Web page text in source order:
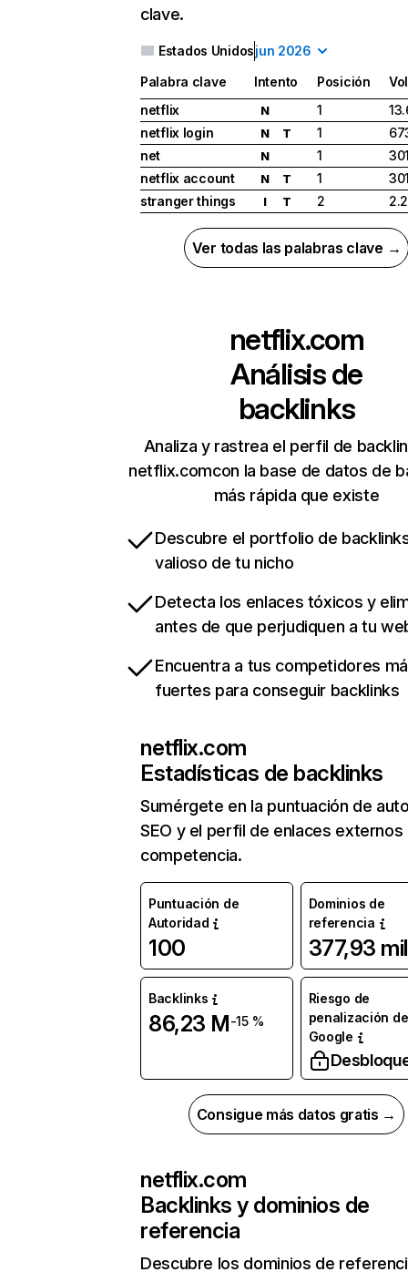
clave.
Estados Unidosjun 2026
Palabra clave Intento Posición
netflix
N 1
netflix login
N T 1
net
N 1
netflix account
N T 1
stranger things
I T 2
Ver todas las palabras clave →
netflix.com
Análisis de
backlinks
Analiza y rastrea el perfil de
netflix.comcon la base de datos de
más rápida que existe
Descubre el portfolio de
valioso de tu nicho
Detecta los enlaces tóxicos y
antes de que perjudiquen a tu
Encuentra a tus competidores
fuertes para conseguir backlinks
netflix.com
Estadísticas de backlinks
Sumérgete en la puntuación de
SEO y el perfil de enlaces externos
competencia.
Puntuación de
Autoridad
100
Dominios de
referencia
377,93 mil
Backlinks
86,23 M-15 %
Riesgo de
penalización de
Google
Consigue más datos gratis →
netflix.com
Backlinks y dominios de
referencia
Descubre los dominios de